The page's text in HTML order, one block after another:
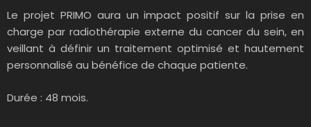
Le projet PRIMO aura un impact positif sur la prise en
charge par radiothérapie externe du cancer du sein, en
veillant à définir un traitement optimisé et hautement
personnalisé au bénéfice de chaque patiente.
Durée : 48 mois.